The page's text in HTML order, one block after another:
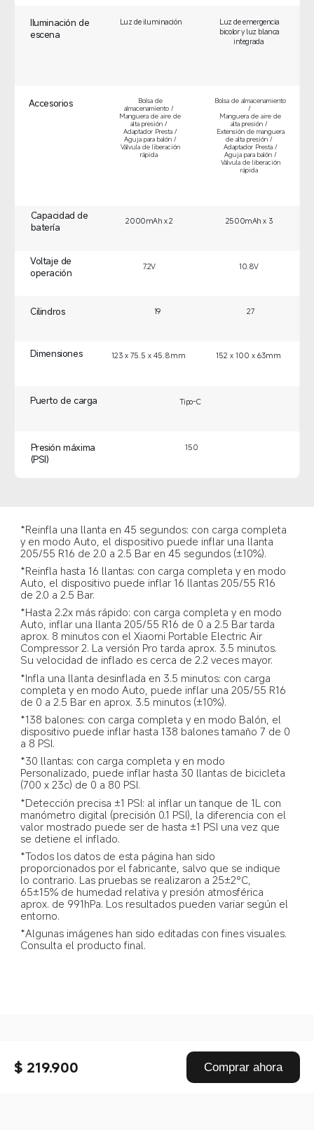
$ 219.900 Comprar ahora
Iluminación de
escena
Luz de iluminación
Luz de emergencia
bicolor y luz blanca
integrada
Accesorios
Bolsa de
almacenamiento /
Manguera de aire de
alta presión /
Adaptador Presta /
Aguja para balón /
Válvula de liberación
rápida
Bolsa de almacenamiento
/
Manguera de aire de
alta presión /
Extensión de manguera
de alta presión /
Adaptador Presta /
Aguja para balón /
Válvula de liberación
rápida
Capacidad de
batería
2000mAh x 2 2500mAh x 3
Voltaje de
operación
7.2V 10.8V
Cilindros 19 27
Dimensiones 123 x 75.5 x 45.8mm 152 x 100 x 63mm
Puerto de carga Tipo-C
Presión máxima
(PSI)
150
*Reinfla una llanta en 45 segundos: con carga completa
y en modo Auto, el dispositivo puede inflar una llanta
205/55 R16 de 2.0 a 2.5 Bar en 45 segundos (±10%).
*Reinfla hasta 16 llantas: con carga completa y en modo
Auto, el dispositivo puede inflar 16 llantas 205/55 R16
de 2.0 a 2.5 Bar.
*Hasta 2.2x más rápido: con carga completa y en modo
Auto, inflar una llanta 205/55 R16 de 0 a 2.5 Bar tarda
aprox. 8 minutos con el Xiaomi Portable Electric Air
Compressor 2. La versión Pro tarda aprox. 3.5 minutos.
Su velocidad de inflado es cerca de 2.2 veces mayor.
*Infla una llanta desinflada en 3.5 minutos: con carga
completa y en modo Auto, puede inflar una 205/55 R16
de 0 a 2.5 Bar en aprox. 3.5 minutos (±10%).
*138 balones: con carga completa y en modo Balón, el
dispositivo puede inflar hasta 138 balones tamaño 7 de 0
a 8 PSI.
*30 llantas: con carga completa y en modo
Personalizado, puede inflar hasta 30 llantas de bicicleta
(700 x 23c) de 0 a 80 PSI.
*Detección precisa ±1 PSI: al inflar un tanque de 1L con
manómetro digital (precisión 0.1 PSI), la diferencia con el
valor mostrado puede ser de hasta ±1 PSI una vez que
se detiene el inflado.
*Todos los datos de esta página han sido
proporcionados por el fabricante, salvo que se indique
lo contrario. Las pruebas se realizaron a 25±2°C,
65±15% de humedad relativa y presión atmosférica
aprox. de 991hPa. Los resultados pueden variar según el
entorno.
*Algunas imágenes han sido editadas con fines visuales.
Consulta el producto final.